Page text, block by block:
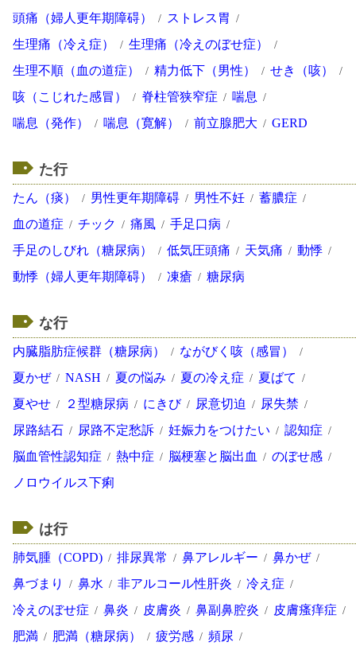
頭痛（婦人更年期障碍）
ストレス胃
生理痛（冷え症）
生理痛（冷えのぼせ症）
生理不順（血の道症）
精力低下（男性）
せき（咳）
咳（こじれた感冒）
脊柱管狭窄症
喘息
喘息（発作）
喘息（寛解） 前立腺肥大 GERD
た行
たん（痰） 男性更年期障碍 男性不妊
蓄膿症
血の道症
チック 痛風
手足口病
手足のしびれ（糖尿病）
低気圧頭痛 天気痛
動悸
動悸（婦人更年期障碍）
凍瘡 糖尿病
な行
内臓脂肪症候群（糖尿病）
ながびく咳（感冒）
夏かぜ
NASH 夏の悩み 夏の冷え症
夏ばて
夏やせ
２型糖尿病 にきび 尿意切迫
尿失禁
尿路結石
尿路不定愁訴 妊娠力をつけたい
認知症
脳血管性認知症
熱中症 脳梗塞と脳出血
のぼせ感
ノロウイルス下痢
は行
肺気腫（COPD) 排尿異常 鼻アレルギー
鼻かぜ
鼻づまり
鼻水 非アルコール性肝炎
冷え症
冷えのぼせ症
鼻炎 皮膚炎 鼻副鼻腔炎
皮膚瘙痒症
肥満
肥満（糖尿病） 疲労感
頻尿